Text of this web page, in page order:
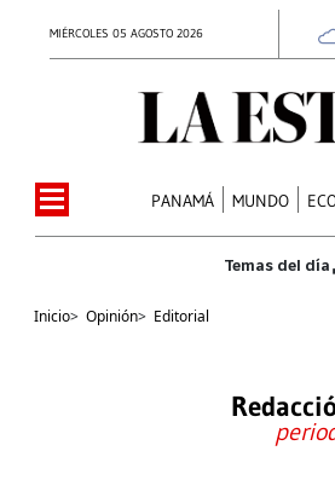
MIÉRCOLES 05 AGOSTO 2026
PANAMÁ MUNDO
Inicio> Opinión> Editorial